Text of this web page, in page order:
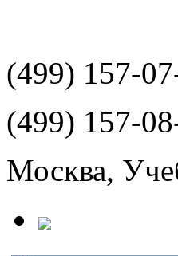
(499) 157-
(499) 157-
Москва,